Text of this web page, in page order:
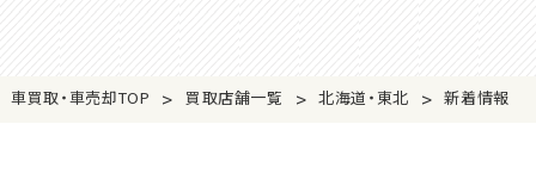
車買取・車売却TOP > 買取店舗一覧 > 北海道・東北 > 新着情報